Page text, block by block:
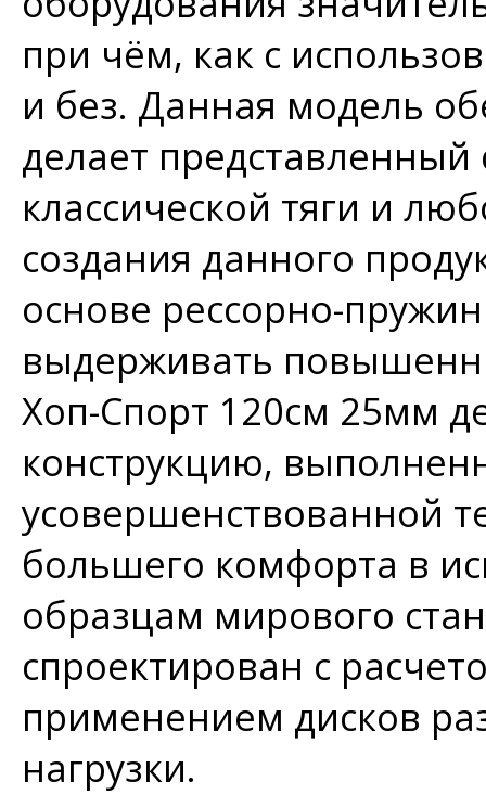
при чём, как с
и без. Данная модель
делает
классической тяги и
создания данного
основе рессорно-
выдерживать
Хоп-Спорт 120см 25мм
конструкцию,
усовершенствованной
большего комфорта в
образцам мирового
спроектирован с
применением дисков
нагрузки.